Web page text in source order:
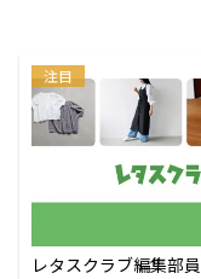
注目
レタスクラブ編集部